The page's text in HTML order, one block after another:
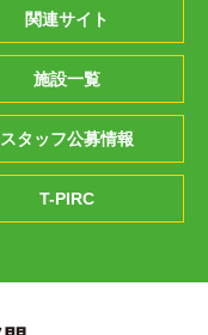
関連サイト
施設一覧
スタッフ公募情報
T-PIRC